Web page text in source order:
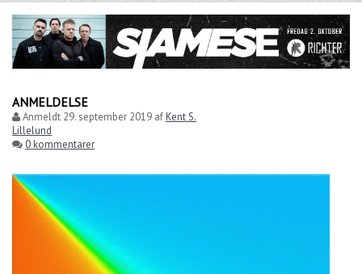
ANMELDELSE
Anmeldt 29. september 2019 afKent S.
Lillelund
0 kommentarer